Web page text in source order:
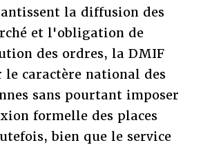
la diffusion des
et l'obligation de
des ordres, la DMIF
le caractère national des
sans pourtant imposer
formelle des places
bien que le service